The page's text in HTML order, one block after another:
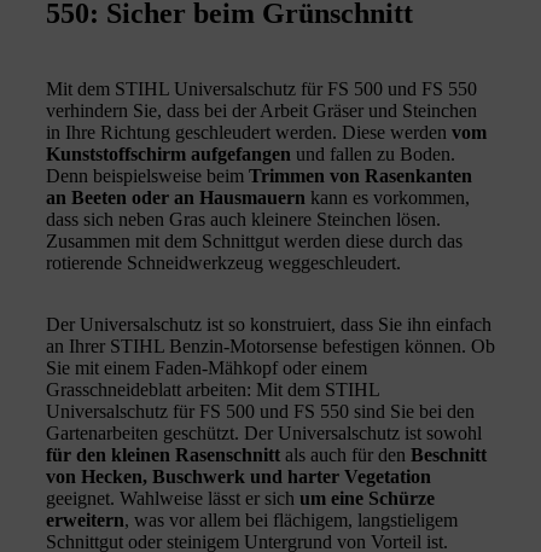
550: Sicher beim Grünschnitt
Mit dem STIHL Universalschutz für FS 500 und FS 550
verhindern Sie, dass bei der Arbeit Gräser und Steinchen
in Ihre Richtung geschleudert werden. Diese werden vom
Kunststoffschirm aufgefangen und fallen zu Boden.
Denn beispielsweise beim Trimmen von Rasenkanten
an Beeten oder an Hausmauern kann es vorkommen,
dass sich neben Gras auch kleinere Steinchen lösen.
Zusammen mit dem Schnittgut werden diese durch das
rotierende Schneidwerkzeug weggeschleudert.
Der Universalschutz ist so konstruiert, dass Sie ihn einfach
an Ihrer STIHL Benzin-Motorsense befestigen können. Ob
Sie mit einem Faden-Mähkopf oder einem
Grasschneideblatt arbeiten: Mit dem STIHL
Universalschutz für FS 500 und FS 550 sind Sie bei den
Gartenarbeiten geschützt. Der Universalschutz ist sowohl
für den kleinen Rasenschnitt als auch für den Beschnitt
von Hecken, Buschwerk und harter Vegetation
geeignet. Wahlweise lässt er sich um eine Schürze
erweitern, was vor allem bei flächigem, langstieligem
Schnittgut oder steinigem Untergrund von Vorteil ist.